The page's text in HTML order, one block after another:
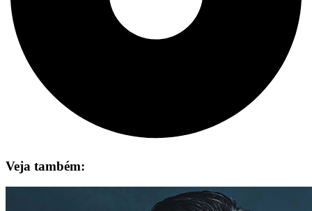
Veja também: